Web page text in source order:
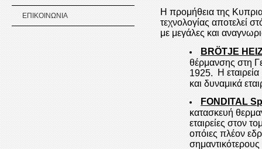
ΕΠΙΚΟΙΝΩΝΙΑ
Η προμήθεια της
τεχνολογίας αποτελεί
με μεγάλες και
BRÖTJ Ε
θέρμανσης στη
1925.
Η εταιρεία
και δυναμικά
FONDITAL
κατασκευή
εταιρείες στον
οπόιες πλέον